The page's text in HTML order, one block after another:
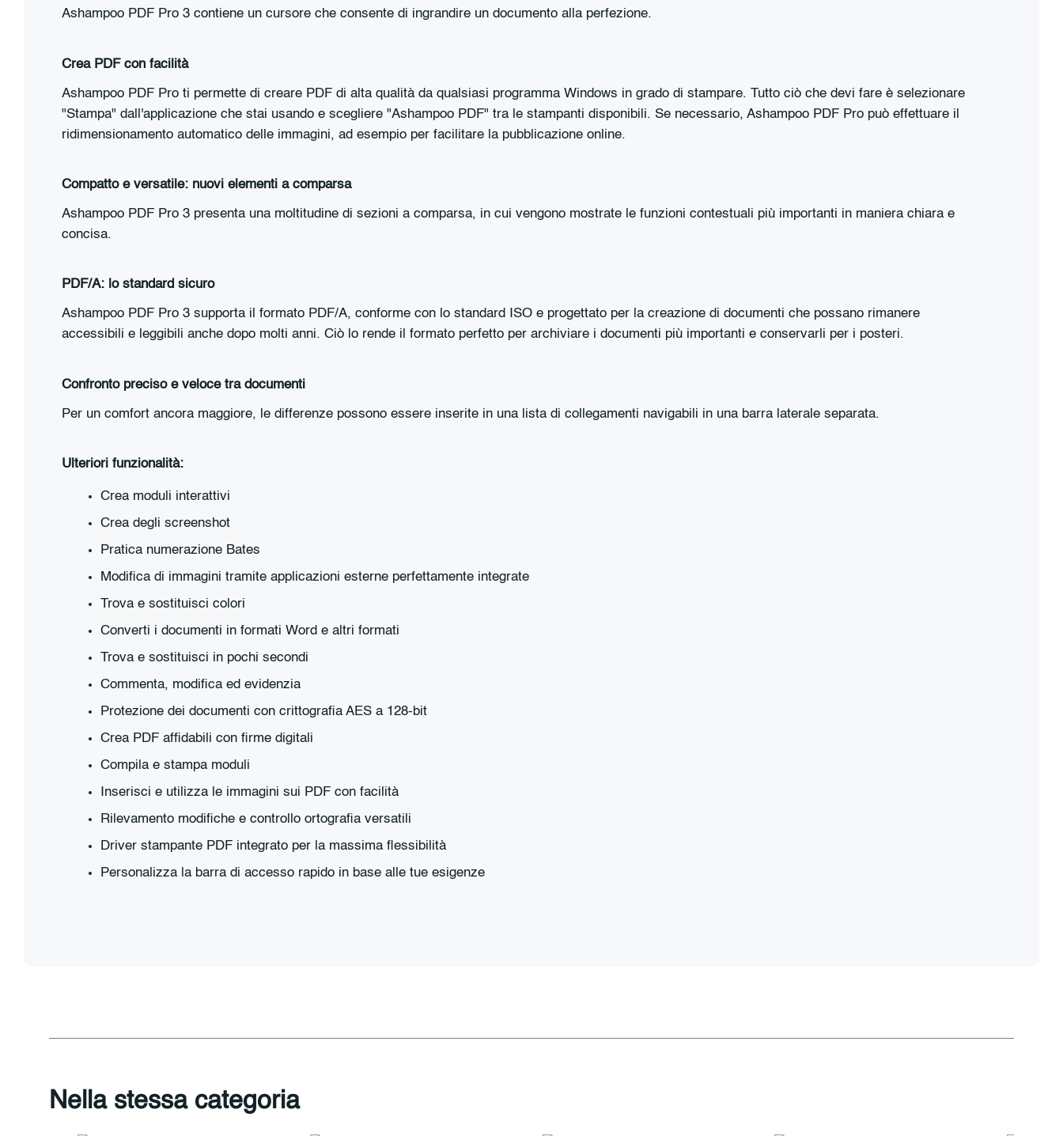
Ashampoo PDF Pro 3 contiene un cursore che consente di ingrandire un documento alla perfezione.
Crea PDF con facilità
Ashampoo PDF Pro ti permette di creare PDF di alta qualità da qualsiasi programma Windows in grado di stampare. Tutto ciò che devi fare è selezionare
"Stampa" dall'applicazione che stai usando e scegliere "Ashampoo PDF" tra le stampanti disponibili. Se necessario, Ashampoo PDF Pro può effettuare il
ridimensionamento automatico delle immagini, ad esempio per facilitare la pubblicazione online.
Compatto e versatile: nuovi elementi a comparsa
Ashampoo PDF Pro 3 presenta una moltitudine di sezioni a comparsa, in cui vengono mostrate le funzioni contestuali più importanti in maniera chiara e
concisa.
PDF/A: lo standard sicuro
Ashampoo PDF Pro 3 supporta il formato PDF/A, conforme con lo standard ISO e progettato per la creazione di documenti che possano rimanere
accessibili e leggibili anche dopo molti anni. Ciò lo rende il formato perfetto per archiviare i documenti più importanti e conservarli per i posteri.
Confronto preciso e veloce tra documenti
Per un comfort ancora maggiore, le differenze possono essere inserite in una lista di collegamenti navigabili in una barra laterale separata.
Ulteriori funzionalità:
Crea moduli interattivi
Crea degli screenshot
Pratica numerazione Bates
Modifica di immagini tramite applicazioni esterne perfettamente integrate
Trova e sostituisci colori
Converti i documenti in formati Word e altri formati
Trova e sostituisci in pochi secondi
Commenta, modifica ed evidenzia
Protezione dei documenti con crittografia AES a 128-bit
Crea PDF affidabili con firme digitali
Compila e stampa moduli
Inserisci e utilizza le immagini sui PDF con facilità
Rilevamento modifiche e controllo ortografia versatili
Driver stampante PDF integrato per la massima flessibilità
Personalizza la barra di accesso rapido in base alle tue esigenze
Nella stessa categoria